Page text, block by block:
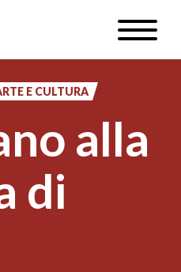
Toggle
E CULTURA
alla
di